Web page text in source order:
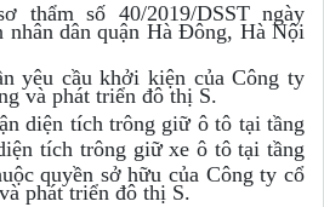
thẩm số 40/2019/DSST ngày
nhân dân quận Hà Đông, Hà Nội
yêu cầu khởi kiện của Công ty
và phát triển đô thị S.
diện tích trông giữ ô tô tại tầng
tích trông giữ xe ô tô tại tầng
quyền sở hữu của Công ty cổ
phát triển đô thị S.